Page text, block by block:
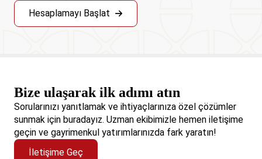
Hesaplamayı Başlat
Bize ulaşarak ilk adımı atın
Sorularınızı yanıtlamak ve ihtiyaçlarınıza özel çözümler
sunmak için buradayız. Uzman ekibimizle hemen iletişime
geçin ve gayrimenkul yatırımlarınızda fark yaratın!
İletişime Geç